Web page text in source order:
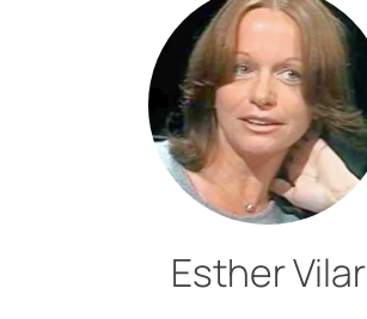
Esther Vilar